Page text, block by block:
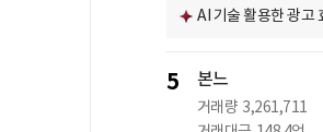
AI 기술 활용한 광고
5 본느
거래량 3,261,711